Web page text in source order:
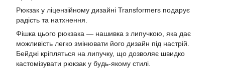
Рюкзак у ліцензійному дизайні Transformers подарує
радість та натхнення.
Фішка цього рюкзака — нашивка з липучкою, яка дає
можливість легко змінювати його дизайн під настрій.
Бейджі кріпляться на липучку, що дозволяє швидко
кастомізувати рюкзак у будь-якому стилі.